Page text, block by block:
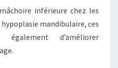
inférieure chez les
mandibulaire, ces
d’améliorer